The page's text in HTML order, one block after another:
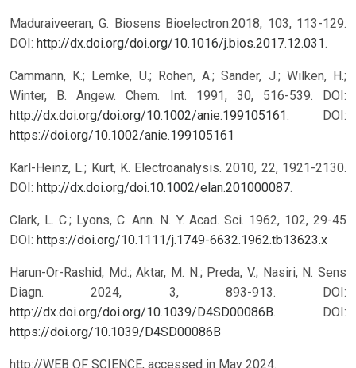
Maduraiveeran, G. Biosens Bioelectron.2018, 103, 113-129.
DOI: http://dx.doi.org/doi.org/10.1016/j.bios.2017.12.031.
Cammann, K.; Lemke, U.; Rohen, A.; Sander, J.; Wilken, H.;
Winter, B. Angew. Chem. Int. 1991, 30, 516-539. DOI:
http://dx.doi.org/doi.org/10.1002/anie.199105161.
DOI:
https://doi.org/10.1002/anie.199105161
Karl-Heinz, L.; Kurt, K. Electroanalysis. 2010, 22, 1921-2130.
DOI: http://dx.doi.org/doi.10.1002/elan.201000087.
Clark, L. C.; Lyons, C. Ann. N. Y. Acad. Sci. 1962, 102, 29-45
DOI: https://doi.org/10.1111/j.1749-6632.1962.tb13623.x
Harun-Or-Rashid, Md.; Aktar, M. N.; Preda, V.; Nasiri, N. Sens
Diagn. 2024, 3, 893-913. DOI:
http://dx.doi.org/doi.org/10.1039/D4SD00086B.
DOI:
https://doi.org/10.1039/D4SD00086B
http://WEB OF SCIENCE, accessed in May 2024.